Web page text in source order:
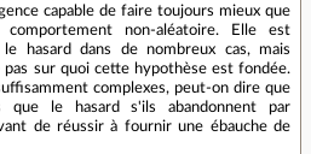
capable de faire toujours mieux que
non-aléatoire. Elle est
hasard dans de nombreux cas, mais
sur quoi cette hypothèse est fondée.
complexes, peut-on dire que
que le hasard s'ils abandonnent par
de réussir à fournir une ébauche de